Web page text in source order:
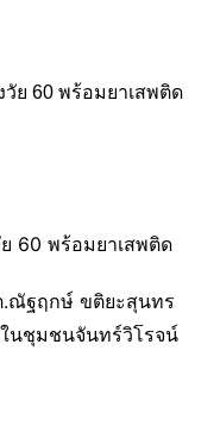
60 พร้อมยาเสพติด
.ณัฐฤกษ์ ขติยะสุนทร
นชุมชนจันทร์วิโรจน์